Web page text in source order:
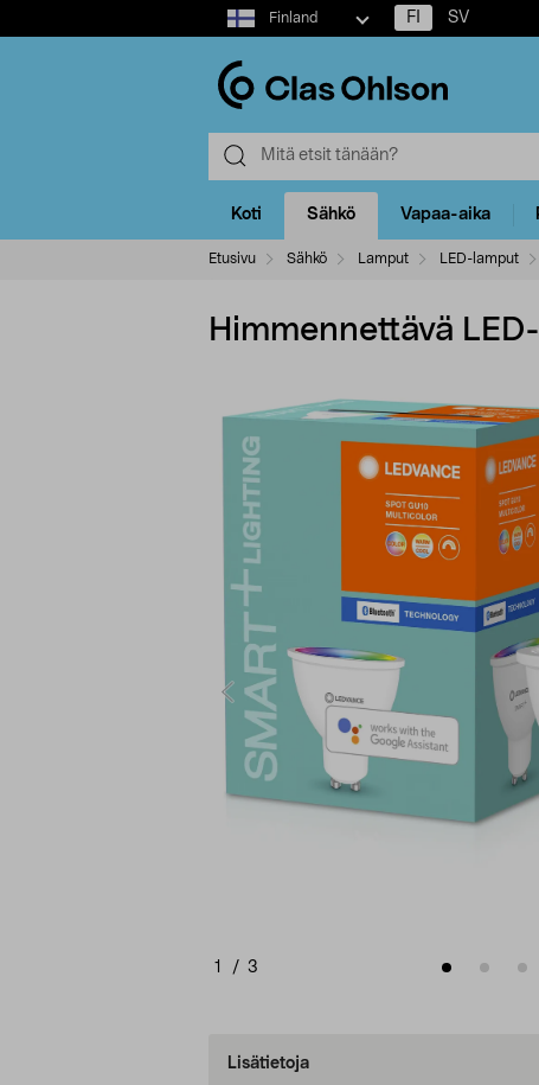
Select
market
Finland FI SV
Koti Sähkö Vapaa-aika
Etusivu Sähkö Lamput LED-lamput
Himmennettävä
1 / 3
Lisätietoja